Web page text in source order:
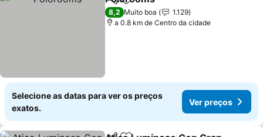
PartilharAdicionar aos favoritos
8,2 Muito boa
1.129
a 0.8 km de Centro da cidade
Selecione as datas para ver os preços
exatos.
Ver preços